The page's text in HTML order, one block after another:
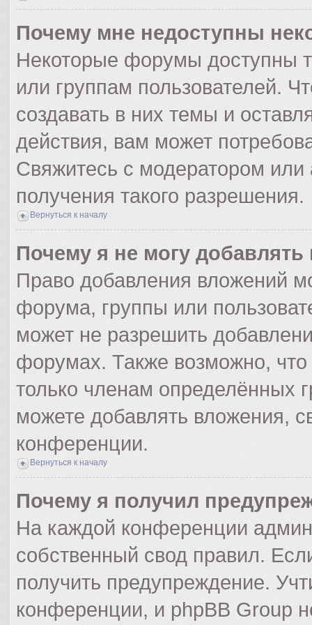
Почему мне недоступны
Некоторые форумы доступны
или группам пользователей.
создавать в них темы и
действия, вам может
Свяжитесь с модератором
получения такого разрешения.
Вернуться к началу
Почему я не могу
Право добавления вложений
форума, группы или
может не разрешить
форумах. Также возможно,
только членам определённых
можете добавлять вложения,
конференции.
Вернуться к началу
Почему я получил
На каждой конференции
собственный свод правил.
получить предупреждение.
конференции, и phpBB Group